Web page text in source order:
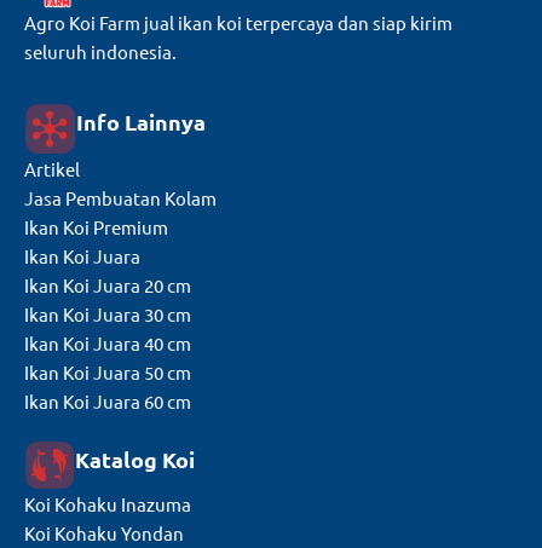
Agro Koi Farm jual ikan koi terpercaya dan siap kirim
seluruh indonesia.
Info Lainnya
Artikel
Jasa Pembuatan Kolam
Ikan Koi Premium
Ikan Koi Juara
Ikan Koi Juara 20 cm
Ikan Koi Juara 30 cm
Ikan Koi Juara 40 cm
Ikan Koi Juara 50 cm
Ikan Koi Juara 60 cm
Katalog Koi
Koi Kohaku Inazuma
Koi Kohaku Yondan